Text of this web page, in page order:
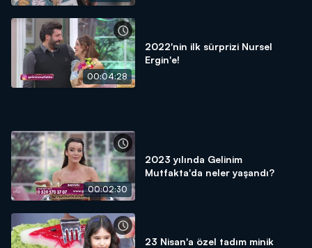
00:04:28
2022'nin ilk sürprizi Nursel
Ergin'e!
00:02:30
2023 yılında Gelinim
Mutfakta'da neler yaşandı?
23 Nisan'a özel tadım minik